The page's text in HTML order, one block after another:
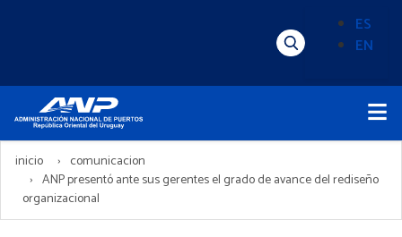
idioma
(Content)
ES
EN
Menú
Principal
inicio
comunicacion
ANP presentó ante sus gerentes el grado de avance del rediseño
organizacional